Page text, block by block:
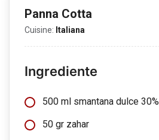
Panna Cotta
Cuisine: Italiana
Ingrediente
500 ml smantana dulce 30%
50 gr zahar